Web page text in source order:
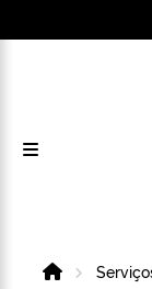
Home